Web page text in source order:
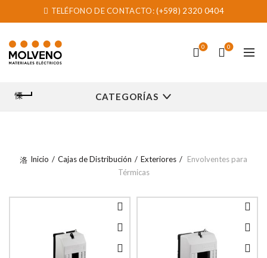
TELÉFONO DE CONTACTO:(+598) 2320 0404
0 0
CATEGORÍAS
Inicio Cajas de Distribución Exteriores
Envolventes para
Térmicas